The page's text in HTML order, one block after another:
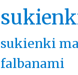
sukienki
falbanami